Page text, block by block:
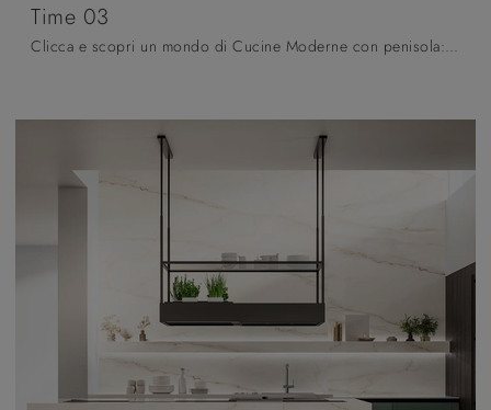
Time 03
Clicca e scopri un mondo di Cucine Moderne con penisola: la cucina Time 03 Arredo3 in laccato opaco ti aspetta!